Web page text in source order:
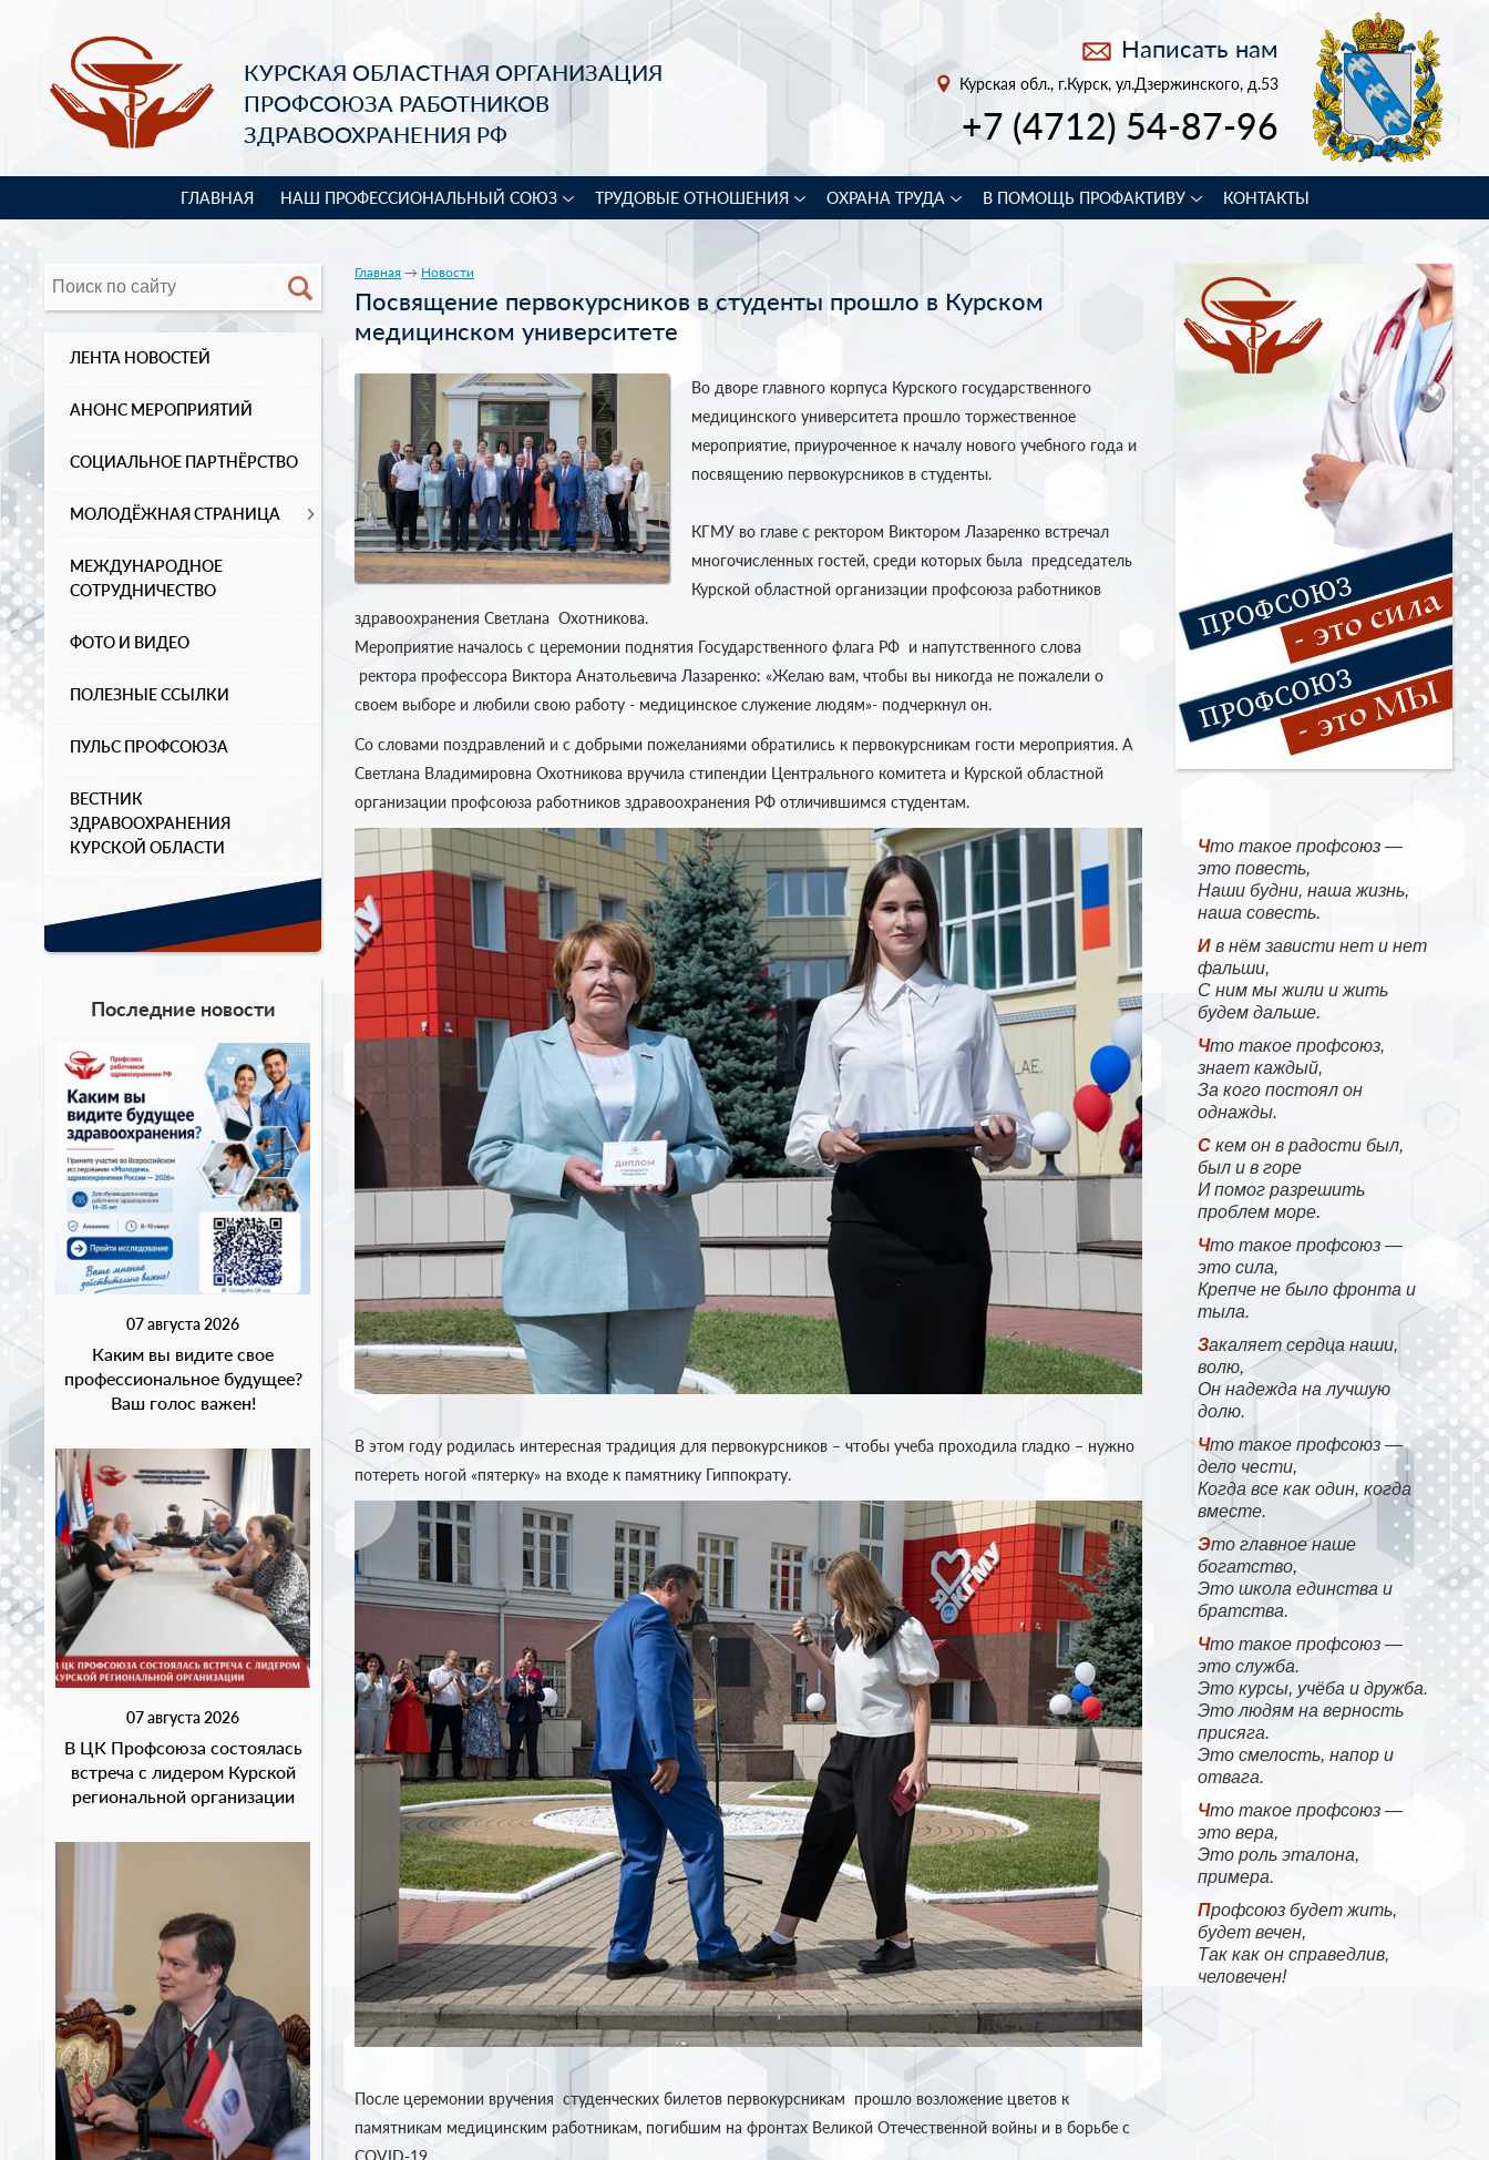
КУРСКАЯ ОБЛАСТНАЯ ОРГАНИЗАЦИЯ
ПРОФСОЮЗА РАБОТНИКОВ
ЗДРАВООХРАНЕНИЯ РФ
Написать нам
Курская обл., г.Курск, ул.Дзержинского, д.53
+7 (4712) 54-87-96
ГЛАВНАЯ НАШ ПРОФЕССИОНАЛЬНЫЙ СОЮЗ ТРУДОВЫЕ ОТНОШЕНИЯ ОХРАНА ТРУДА В ПОМОЩЬ ПРОФАКТИВУ КОНТАКТЫ
ЛЕНТА НОВОСТЕЙ
АНОНС МЕРОПРИЯТИЙ
СОЦИАЛЬНОЕ ПАРТНЁРСТВО
МОЛОДЁЖНАЯ СТРАНИЦА
МЕЖДУНАРОДНОЕ
СОТРУДНИЧЕСТВО
ФОТО И ВИДЕО
ПОЛЕЗНЫЕ ССЫЛКИ
ПУЛЬС ПРОФСОЮЗА
ВЕСТНИК
ЗДРАВООХРАНЕНИЯ
КУРСКОЙ ОБЛАСТИ
Последние новости
07 августа 2026
Каким вы видите свое
профессиональное будущее?
Ваш голос важен!
07 августа 2026
В ЦК Профсоюза состоялась
встреча с лидером Курской
региональной организации
Что такое профсоюз —
это повесть,
Наши будни, наша жизнь,
наша совесть.
И в нём зависти нет и нет
фальши,
С ним мы жили и жить
будем дальше.
Что такое профсоюз,
знает каждый,
За кого постоял он
однажды.
С кем он в радости был,
был и в горе
И помог разрешить
проблем море.
Что такое профсоюз —
это сила,
Крепче не было фронта и
тыла.
Закаляет сердца наши,
волю,
Он надежда на лучшую
долю.
Что такое профсоюз —
дело чести,
Когда все как один, когда
вместе.
Это главное наше
богатство,
Это школа единства и
братства.
Что такое профсоюз —
это служба.
Это курсы, учёба и дружба.
Это людям на верность
присяга.
Это смелость, напор и
отвага.
Что такое профсоюз —
это вера,
Это роль эталона,
примера.
Профсоюз будет жить,
будет вечен,
Так как он справедлив,
человечен!
Главная → Новости
Посвящение первокурсников в студенты прошло в Курском
медицинском университете
Во дворе главного корпуса Курского государственного
медицинского университета прошло торжественное
мероприятие, приуроченное к началу нового учебного года и
посвящению первокурсников в студенты.
КГМУ во главе с ректором Виктором Лазаренко встречал
многочисленных гостей, среди которых была председатель
Курской областной организации профсоюза работников
здравоохранения Светлана Охотникова.
Мероприятие началось с церемонии поднятия Государственного флага РФ и напутственного слова
ректора профессора Виктора Анатольевича Лазаренко: «Желаю вам, чтобы вы никогда не пожалели о
своем выборе и любили свою работу - медицинское служение людям»- подчеркнул он.
Со словами поздравлений и с добрыми пожеланиями обратились к первокурсникам гости мероприятия. А
Светлана Владимировна Охотникова вручила стипендии Центрального комитета и Курской областной
организации профсоюза работников здравоохранения РФ отличившимся студентам.
В этом году родилась интересная традиция для первокурсников – чтобы учеба проходила гладко – нужно
потереть ногой «пятерку» на входе к памятнику Гиппократу.
После церемонии вручения студенческих билетов первокурсникам прошло возложение цветов к
памятникам медицинским работникам, погибшим на фронтах Великой Отечественной войны и в борьбе с
COVID-19.